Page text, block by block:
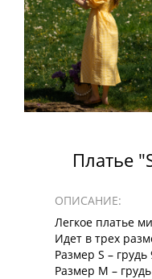
Платье
ОПИСАНИЕ:
Легкое платье
Идет в трех
Размер S –
Размер М –